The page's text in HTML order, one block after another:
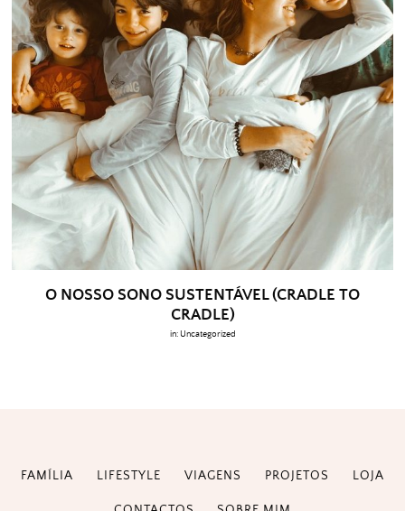
O NOSSO SONO SUSTENTÁVEL (CRADLE TO
CRADLE)
in: Uncategorized
FAMÍLIA LIFESTYLE VIAGENS PROJETOS LOJA